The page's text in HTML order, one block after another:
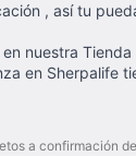
, así tu
nuestra
en Sherpalife
a confirmación